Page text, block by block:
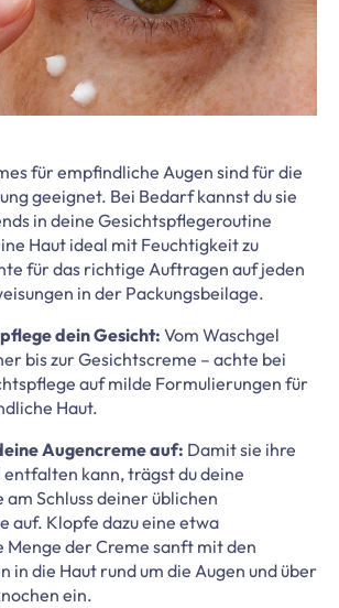
für empfindliche Augen sind für die
geeignet. Bei Bedarf kannst du sie
in deine Gesichtspflegeroutine
Haut ideal mit Feuchtigkeit zu
für das richtige Auftragen auf jeden
in der Packungsbeilage.
dein Gesicht: Vom Waschgel
bis zur Gesichtscreme – achte bei
auf milde Formulierungen für
Haut.
Augencreme auf: Damit sie ihre
kann, trägst du deine
Schluss deiner üblichen
auf. Klopfe dazu eine etwa
Menge der Creme sanft mit den
in die Haut rund um die Augen und über
ein.